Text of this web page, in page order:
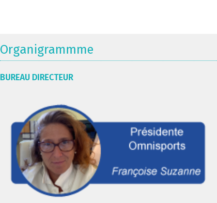
Organigrammme
BUREAU DIRECTEUR